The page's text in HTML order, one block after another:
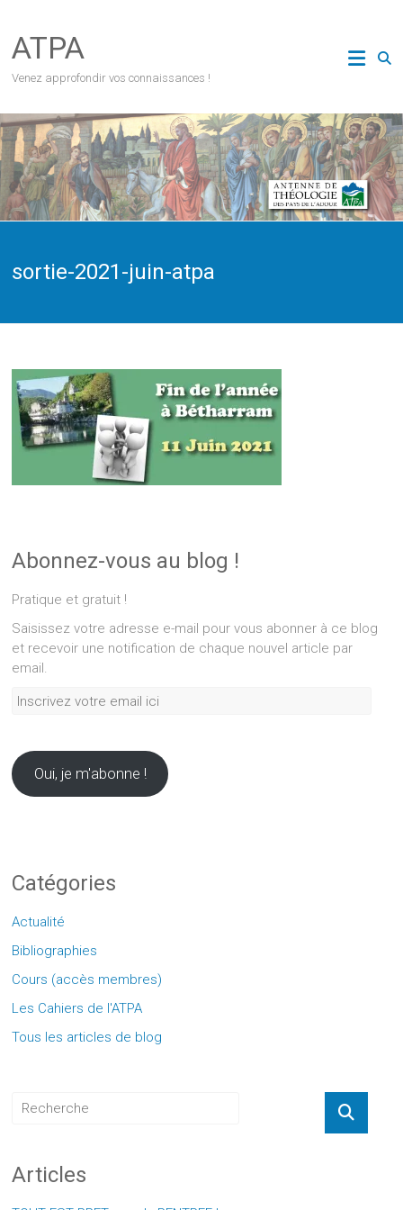
content
ATPA
Venez approfondir vos connaissances !
sortie-2021-juin-atpa
Abonnez-vous au blog !
Pratique et gratuit !
Saisissez votre adresse e-mail pour vous abonner à ce blog
et recevoir une notification de chaque nouvel article par
email.
Inscrivez
ici
Oui, je m'abonne !
Catégories
Actualité
Bibliographies
Cours (accès membres)
Les Cahiers de l'ATPA
Tous les articles de blog
Articles